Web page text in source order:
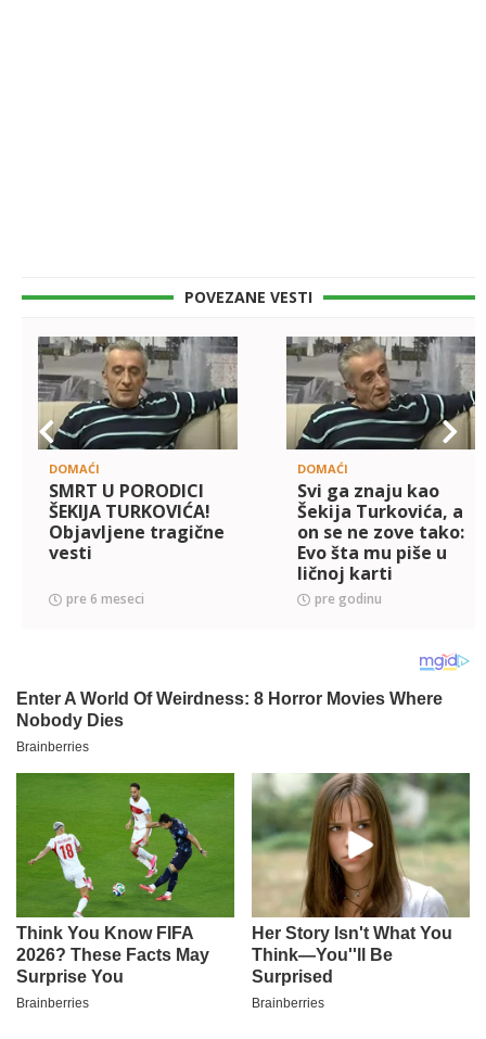
POVEZANE VESTI
DOMAĆI
SMRT U PORODICI
ŠEKIJA TURKOVIĆA!
Objavljene tragične
vesti
pre 6 meseci
DOMAĆI
Svi ga znaju kao
Šekija Turkovića, a
on se ne zove tako:
Evo šta mu piše u
ličnoj karti
pre godinu